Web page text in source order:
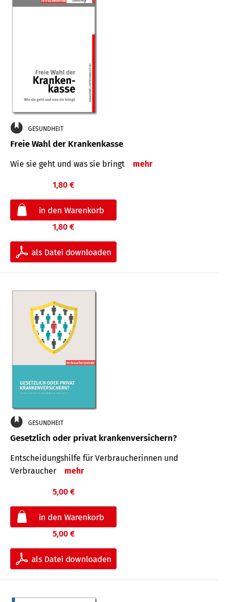
GESUNDHEIT
Freie Wahl der Krankenkasse
Wie sie geht und was sie bringt mehr
1,80 €
1,80 €
GESUNDHEIT
Gesetzlich oder privat krankenversichern?
Entscheidungshilfe für Verbraucherinnen und
Verbraucher
mehr
5,00 €
5,00 €